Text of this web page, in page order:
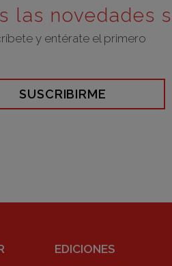
las novedades
y entérate el primero
SUSCRIBIRME
EDICIONES